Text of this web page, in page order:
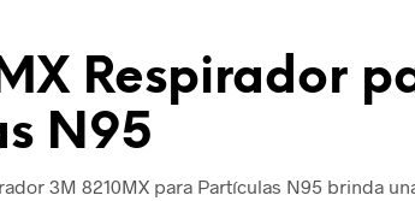
Respirador
N95
3M 8210MX para Partículas N95 brinda